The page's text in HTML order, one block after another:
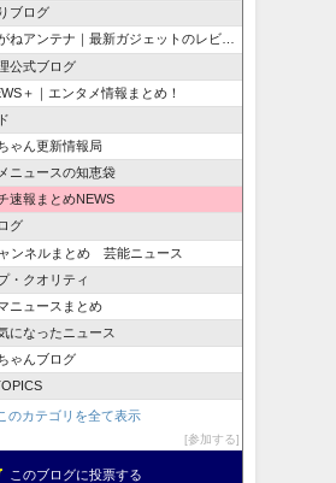
ブログ
アンテナ｜最新ガジェットのレビューブログ
公式ブログ
＋｜エンタメ情報まとめ！
ゃん更新情報局
ニュースの知恵袋
速報まとめNEWS
グ
ンネルまとめ 芸能ニュース
・クオリティ
ニュースまとめ
になったニュース
ゃんブログ
のカテゴリを全て表示
参加する
このブログに投票する